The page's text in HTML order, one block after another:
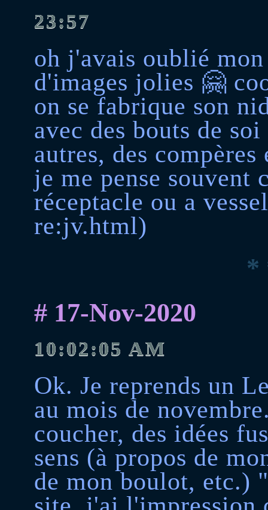
23:57
oh j'avais oublié
d'images jolies 🤗
on se fabrique son
avec des bouts de
autres, des
je me pense souvent
réceptacle ou a
re:jv.html)
*
# 17-Nov-2020
10:02:05 AM
Ok. Je reprends un
au mois de
coucher, des idées
sens (à propos de
de mon boulot, etc.)